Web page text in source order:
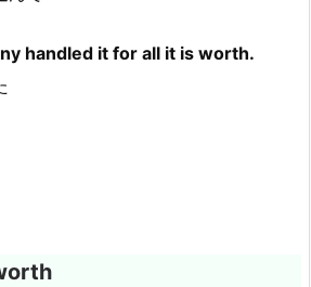
handled it for all it is worth.